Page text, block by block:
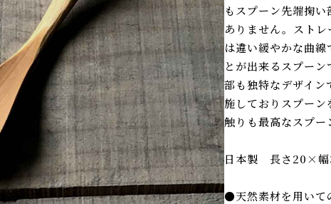
もスプーン先端掬
ありません。スト
は違い緩やかな曲
とが出来るスプー
部も独特なデザイン
施しておりスプー
触りも最高なスプー
日本製 長さ20×
●天然素材を用いて